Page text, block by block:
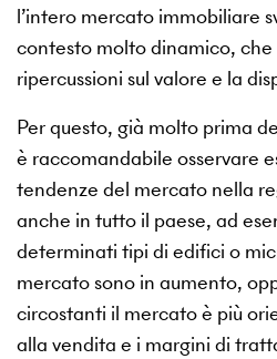
l’intero mercato immobiliare
contesto molto dinamico,
ripercussioni sul valore e la
Per questo, già molto prima
è raccomandabile osservare
tendenze del mercato nella
anche in tutto il paese, ad
determinati tipi di edifici o
mercato sono in aumento,
circostanti il mercato è più
alla vendita e i margini di